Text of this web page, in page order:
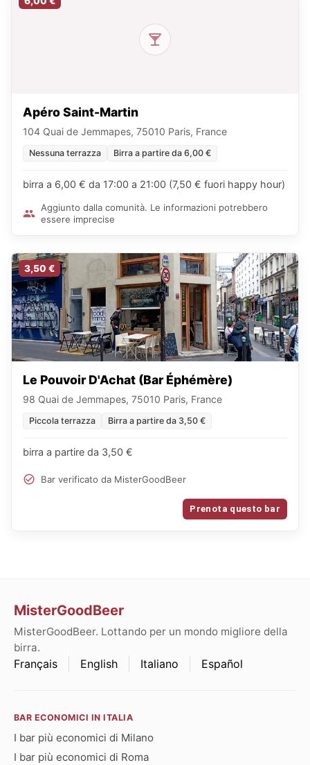
Apéro Saint-Martin
104 Quai de Jemmapes, 75010 Paris, France
Nessuna terrazza Birra a partire da 6,00 €
birra a 6,00 € da 17:00 a 21:00 (7,50 € fuori happy hour)
Aggiunto dalla comunità. Le informazioni potrebbero
essere imprecise
3,50 €
Le Pouvoir D'Achat (Bar Éphémère)
98 Quai de Jemmapes, 75010 Paris, France
Piccola terrazza Birra a partire da 3,50 €
birra a partire da 3,50 €
Bar verificato da MisterGoodBeer
Prenota questo bar
MisterGoodBeer
MisterGoodBeer. Lottando per un mondo migliore della
birra.
Français English Italiano Español
BAR ECONOMICI IN ITALIA
I bar più economici di Milano
I bar più economici di Roma